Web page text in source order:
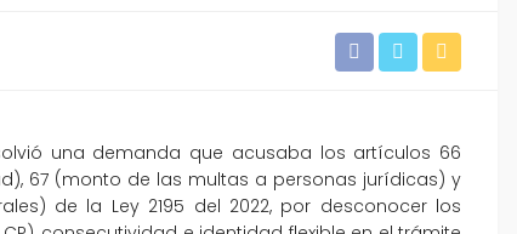
una demanda que acusaba los artículos 66
67 (monto de las multas a personas jurídicas) y
de la Ley 2195 del 2022, por desconocer los